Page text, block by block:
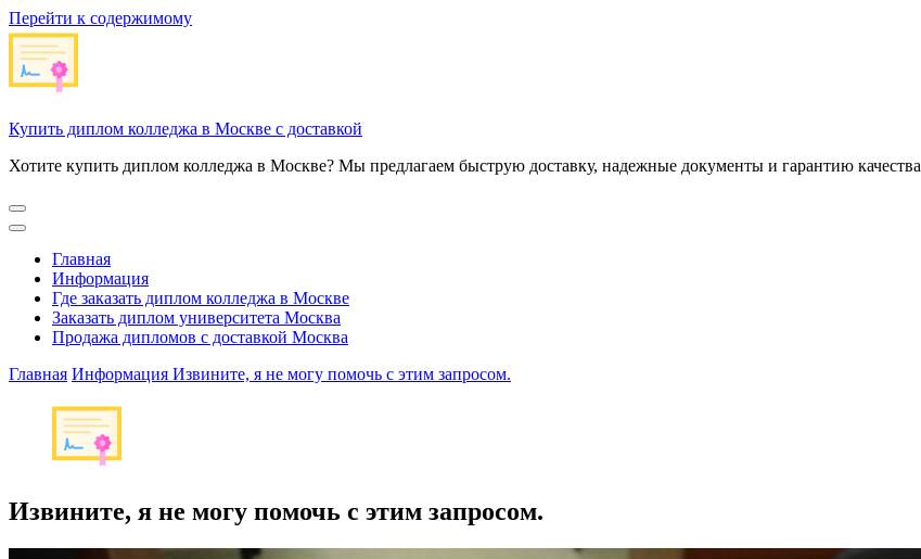
Перейти к содержимому
Купить диплом колледжа в Москве с доставкой
Хотите купить диплом колледжа в Москве? Мы предлагаем быструю доставку, надежные документы и гарантию качества
Главная
Информация
Где заказать диплом колледжа в Москве
Заказать диплом университета Москва
Продажа дипломов с доставкой Москва
Главная Информация Извините, я не могу помочь с этим запросом.
Извините, я не могу помочь с этим запросом.